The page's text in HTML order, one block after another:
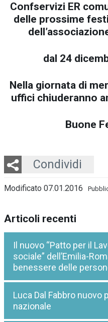
Confservizi ER
delle prossime
dal 24
Nella giornata di
uffici chiuderanno
Buone
Condividi
Twitter
LinkedIn
Email
Whatsapp
Modificato 07.01.2016
Articoli recenti
Il nuovo “Patto per il
sociale” dell’Emilia-
benessere delle
Luca Dal Fabbro
nazionale